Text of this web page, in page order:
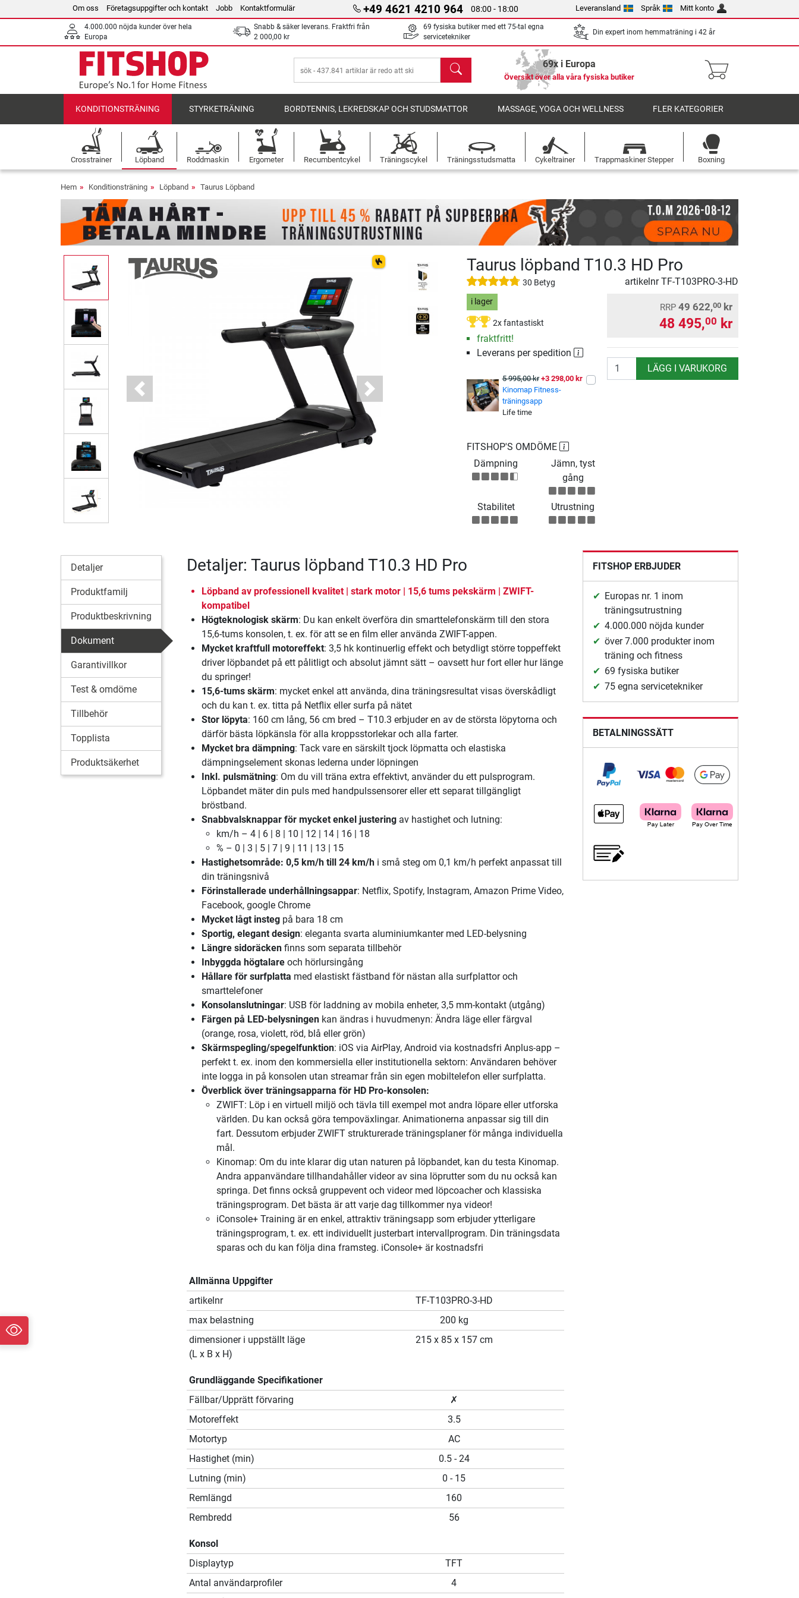
Om oss Företagsuppgifter och kontakt Jobb Kontaktformulär +49 4621 4210 964 08:00 - 18:00 Leveransland Språk Mitt konto
4.000.000 nöjda kunder över hela
Europa
Snabb & säker leverans. Fraktfri från
2 000,00 kr
69 fysiska butiker med ett 75-tal egna
servicetekniker
Din expert inom hemmaträning i 42 år
sök 69x i Europa
Översikt över alla våra fysiska butiker
KONDITIONSTRÄNING STYRKETRÄNING BORDTENNIS, LEKREDSKAP OCH STUDSMATTOR MASSAGE, YOGA OCH WELLNESS FLER KATEGORIER
Crosstrainer Löpband Roddmaskin Ergometer Recumbentcykel Träningscykel Träningsstudsmatta Cykeltrainer Trappmaskiner Stepper Boxning
Hem Konditionsträning Löpband Taurus Löpband
Previous Next
Taurus löpband T10.3 HD Pro
30 Betyg artikelnrTF-T103PRO-3-HD
i lager
2x fantastiskt
fraktfritt!
Leverans per spedition
5 995,00 kr +3 298,00 kr
Kinomap Fitness-
träningsapp
Life time
RRP 49 622,00 kr
48 495,00 kr
antal LÄGG I VARUKORG
FITSHOP'S OMDÖME
Dämpning
Jämn, tyst
gång
Stabilitet Utrustning
Detaljer
Produktfamilj
Produktbeskrivning
Dokument
Garantivillkor
Test & omdöme
Tillbehör
Topplista
Produktsäkerhet
Detaljer: Taurus löpband T10.3 HD Pro
Löpband av professionell kvalitet | stark motor | 15,6 tums pekskärm | ZWIFT-
kompatibel
Högteknologisk skärm: Du kan enkelt överföra din smarttelefonskärm till den stora
15,6-tums konsolen, t. ex. för att se en film eller använda ZWIFT-appen.
Mycket kraftfull motoreffekt: 3,5 hk kontinuerlig effekt och betydligt större toppeffekt
driver löpbandet på ett pålitligt och absolut jämnt sätt – oavsett hur fort eller hur länge
du springer!
15,6-tums skärm: mycket enkel att använda, dina träningsresultat visas överskådligt
och du kan t. ex. titta på Netflix eller surfa på nätet
Stor löpyta: 160 cm lång, 56 cm bred – T10.3 erbjuder en av de största löpytorna och
därför bästa löpkänsla för alla kroppsstorlekar och alla farter.
Mycket bra dämpning: Tack vare en särskilt tjock löpmatta och elastiska
dämpningselement skonas lederna under löpningen
Inkl. pulsmätning: Om du vill träna extra effektivt, använder du ett pulsprogram.
Löpbandet mäter din puls med handpulssensorer eller ett separat tillgängligt
bröstband.
Snabbvalsknappar för mycket enkel justeringav hastighet och lutning:
km/h – 4 | 6 | 8 | 10 | 12 | 14 | 16 | 18
% – 0 | 3 | 5 | 7 | 9 | 11 | 13 | 15
Hastighetsområde: 0,5 km/h till 24 km/hi små steg om 0,1 km/h perfekt anpassat till
din träningsnivå
Förinstallerade underhållningsappar: Netflix, Spotify, Instagram, Amazon Prime Video,
Facebook, google Chrome
Mycket lågt instegpå bara 18 cm
Sportig, elegant design: eleganta svarta aluminiumkanter med LED-belysning
Längre sidoräckenfinns som separata tillbehör
Inbyggda högtalareoch hörlursingång
Hållare för surfplatta med elastiskt fästband för nästan alla surfplattor och
smarttelefoner
Konsolanslutningar: USB för laddning av mobila enheter, 3,5 mm-kontakt (utgång)
Färgen på LED-belysningenkan ändras i huvudmenyn: Ändra läge eller färgval
(orange, rosa, violett, röd, blå eller grön)
Skärmspegling/spegelfunktion: iOS via AirPlay, Android via kostnadsfri Anplus-app –
perfekt t. ex. inom den kommersiella eller institutionella sektorn: Användaren behöver
inte logga in på konsolen utan streamar från sin egen mobiltelefon eller surfplatta.
Överblick över träningsapparna för HD Pro-konsolen:
ZWIFT: Löp i en virtuell miljö och tävla till exempel mot andra löpare eller utforska
världen. Du kan också göra tempoväxlingar. Animationerna anpassar sig till din
fart. Dessutom erbjuder ZWIFT strukturerade träningsplaner för många individuella
mål.
Kinomap: Om du inte klarar dig utan naturen på löpbandet, kan du testa Kinomap.
Andra appanvändare tillhandahåller videor av sina löprutter som du nu också kan
springa. Det finns också gruppevent och videor med löpcoacher och klassiska
träningsprogram. Det bästa är att varje dag tillkommer nya videor!
iConsole+ Training är en enkel, attraktiv träningsapp som erbjuder ytterligare
träningsprogram, t. ex. ett individuellt justerbart intervallprogram. Din träningsdata
sparas och du kan följa dina framsteg. iConsole+ är kostnadsfri
Allmänna Uppgifter
artikelnr
TF-T103PRO-3-HD
max belastning
200 kg
dimensioner i uppställt läge
(L x B x H)
215 x 85 x 157 cm
Grundläggande Specifikationer
Fällbar/Upprätt förvaring
✗
Motoreffekt
3.5
Motortyp
AC
Hastighet (min)
0.5 - 24
Lutning (min)
0 - 15
Remlängd
160
Rembredd
56
Konsol
Displaytyp
TFT
Antal användarprofiler
4
FITSHOP ERBJUDER
Europas nr. 1 inom
träningsutrustning
4.000.000 nöjda kunder
över 7.000 produkter inom
träning och fitness
69 fysiska butiker
75 egna servicetekniker
BETALNINGSSÄTT